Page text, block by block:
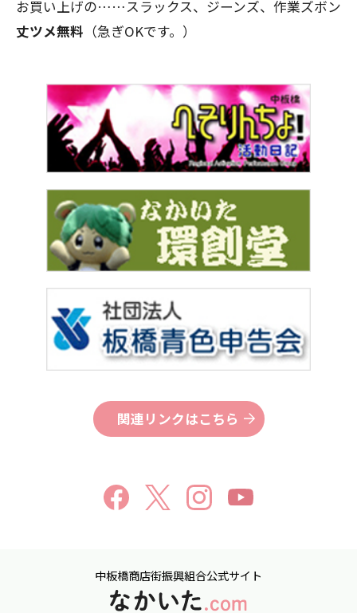
お買い上げの……スラックス、ジーンズ、作業ズボン
丈ツメ無料 （急ぎOKです。）
関連リンクはこちら
中板橋商店街振興組合公式サイト